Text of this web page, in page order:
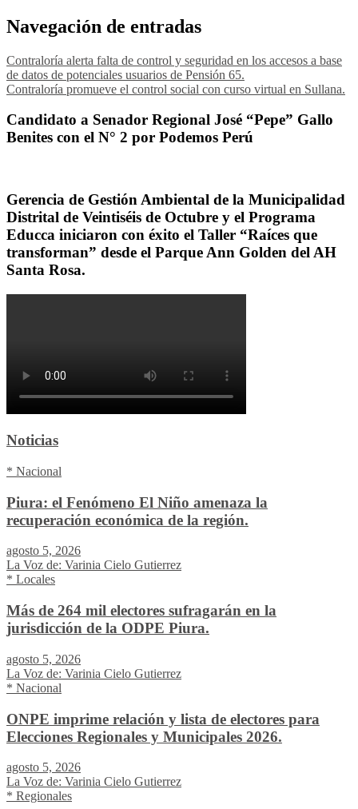
Navegación de entradas
Contraloría alerta falta de control y seguridad en los accesos a base
de datos de potenciales usuarios de Pensión 65.
Contraloría promueve el control social con curso virtual en Sullana.
Candidato a Senador Regional José “Pepe” Gallo
Benites con el N° 2 por Podemos Perú
Gerencia de Gestión Ambiental de la Municipalidad
Distrital de Veintiséis de Octubre y el Programa
Educca iniciaron con éxito el Taller “Raíces que
transforman” desde el Parque Ann Golden del AH
Santa Rosa.
Noticias
* Nacional
Piura: el Fenómeno El Niño amenaza la
recuperación económica de la región.
agosto 5, 2026
La Voz de: Varinia Cielo Gutierrez
* Locales
Más de 264 mil electores sufragarán en la
jurisdicción de la ODPE Piura.
agosto 5, 2026
La Voz de: Varinia Cielo Gutierrez
* Nacional
ONPE imprime relación y lista de electores para
Elecciones Regionales y Municipales 2026.
agosto 5, 2026
La Voz de: Varinia Cielo Gutierrez
* Regionales